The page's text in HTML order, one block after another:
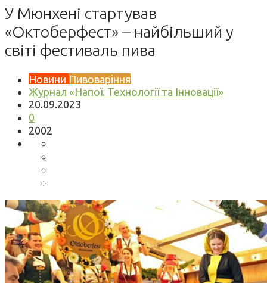
У Мюнхені стартував
«Октоберфест» – найбільший у
світі фестиваль пива
Новини Пивоваріння
Журнал «Напої. Технології та Інновації»
20.09.2023
0
2002